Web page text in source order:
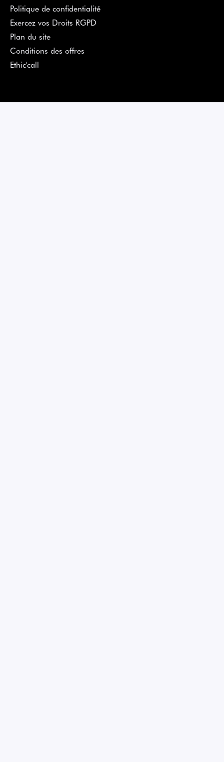
Politique de confidentialité
Exercez vos Droits RGPD
Plan du site
Conditions des offres
Ethic'call